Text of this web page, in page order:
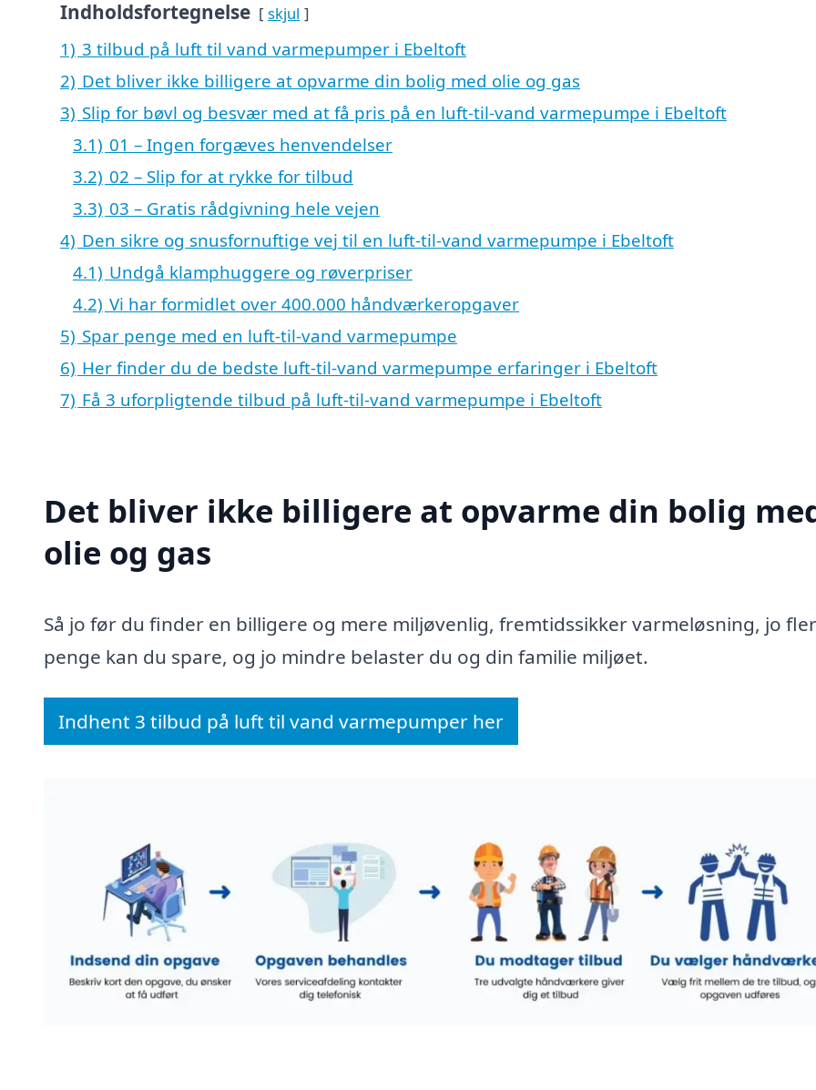
Indholdsfortegnelse skjul
1) 3 tilbud på luft til vand varmepumper i Ebeltoft
2) Det bliver ikke billigere at opvarme din bolig med olie og gas
3) Slip for bøvl og besvær med at få pris på en luft-til-vand varmepumpe i Ebeltoft
3.1) 01 – Ingen forgæves henvendelser
3.2) 02 – Slip for at rykke for tilbud
3.3) 03 – Gratis rådgivning hele vejen
4) Den sikre og snusfornuftige vej til en luft-til-vand varmepumpe i Ebeltoft
4.1) Undgå klamphuggere og røverpriser
4.2) Vi har formidlet over 400.000 håndværkeropgaver
5) Spar penge med en luft-til-vand varmepumpe
6) Her finder du de bedste luft-til-vand varmepumpe erfaringer i Ebeltoft
7) Få 3 uforpligtende tilbud på luft-til-vand varmepumpe i Ebeltoft
Det bliver ikke billigere at opvarme din bolig
olie og gas
Så jo før du finder en billigere og mere miljøvenlig, fremtidssikker varmeløsning, jo
penge kan du spare, og jo mindre belaster du og din familie miljøet.
Indhent 3 tilbud på luft til vand varmepumper her